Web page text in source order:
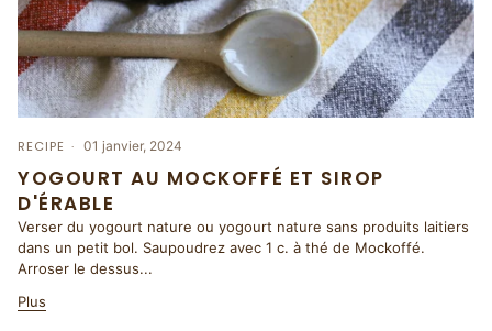
RECIPE 01 janvier, 2024
YOGOURT AU MOCKOFFÉ ET SIROP
D'ÉRABLE
Verser du yogourt nature ou yogourt nature sans produits laitiers
dans un petit bol. Saupoudrez avec 1 c. à thé de Mockoffé.
Arroser le dessus...
Plus